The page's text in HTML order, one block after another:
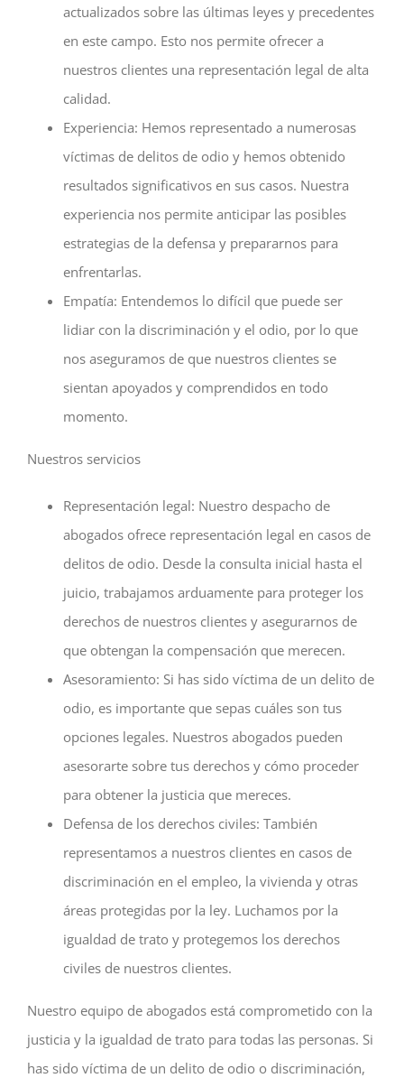
actualizados sobre las últimas leyes y precedentes
en este campo. Esto nos permite ofrecer a
nuestros clientes una representación legal de alta
calidad.
Experiencia: Hemos representado a numerosas
víctimas de delitos de odio y hemos obtenido
resultados significativos en sus casos. Nuestra
experiencia nos permite anticipar las posibles
estrategias de la defensa y prepararnos para
enfrentarlas.
Empatía: Entendemos lo difícil que puede ser
lidiar con la discriminación y el odio, por lo que
nos aseguramos de que nuestros clientes se
sientan apoyados y comprendidos en todo
momento.
Nuestros servicios
Representación legal: Nuestro despacho de
abogados ofrece representación legal en casos de
delitos de odio. Desde la consulta inicial hasta el
juicio, trabajamos arduamente para proteger los
derechos de nuestros clientes y asegurarnos de
que obtengan la compensación que merecen.
Asesoramiento: Si has sido víctima de un delito de
odio, es importante que sepas cuáles son tus
opciones legales. Nuestros abogados pueden
asesorarte sobre tus derechos y cómo proceder
para obtener la justicia que mereces.
Defensa de los derechos civiles: También
representamos a nuestros clientes en casos de
discriminación en el empleo, la vivienda y otras
áreas protegidas por la ley. Luchamos por la
igualdad de trato y protegemos los derechos
civiles de nuestros clientes.
Nuestro equipo de abogados está comprometido con la
justicia y la igualdad de trato para todas las personas. Si
has sido víctima de un delito de odio o discriminación,